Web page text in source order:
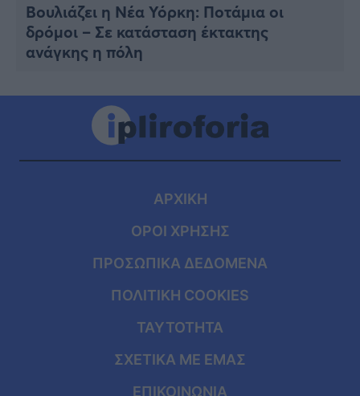
Βουλιάζει η Νέα Υόρκη: Ποτάμια οι
δρόμοι – Σε κατάσταση έκτακτης
ανάγκης η πόλη
ΑΡΧΙΚΗ
ΟΡΟΙ ΧΡΗΣΗΣ
ΠΡΟΣΩΠΙΚΑ ΔΕΔΟΜΕΝΑ
ΠΟΛΙΤΙΚΗ COOKIES
ΤΑΥΤΟΤΗΤΑ
ΣΧΕΤΙΚΑ ΜΕ ΕΜΑΣ
ΕΠΙΚΟΙΝΩΝΙΑ